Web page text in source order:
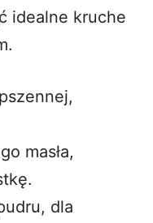
idealne kruche
masła,
dla